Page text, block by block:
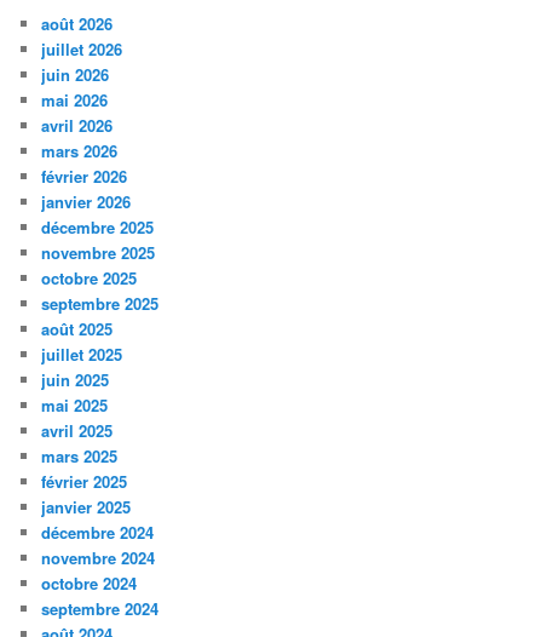
août 2026
juillet 2026
juin 2026
mai 2026
avril 2026
mars 2026
février 2026
janvier 2026
décembre 2025
novembre 2025
octobre 2025
septembre 2025
août 2025
juillet 2025
juin 2025
mai 2025
avril 2025
mars 2025
février 2025
janvier 2025
décembre 2024
novembre 2024
octobre 2024
septembre 2024